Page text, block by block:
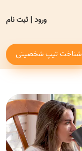
ورود| ثبت نام
شناخت تیپ شخصیتی